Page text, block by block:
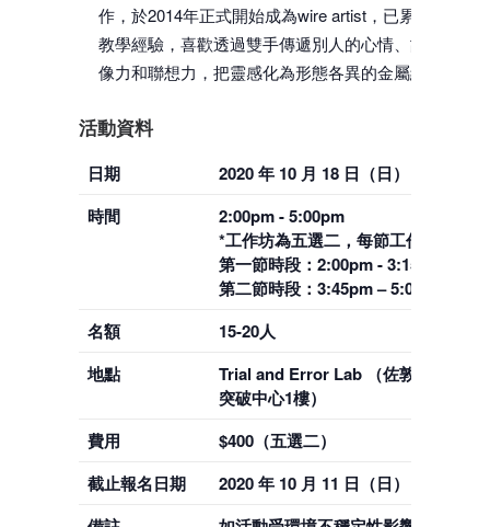
作，於2014年正式開始成為wire artist，已累積數年工
教學經驗，喜歡透過雙手傳遞別人的心情、故事，憑
像力和聯想力，把靈感化為形態各異的金屬線藝術品
活動資料
日期
2020 年 10 月 18 日（日）
時間
2:00pm - 5:00pm
*工作坊為五選二，每節工作坊為75
第一節時段：2:00pm - 3:15pm
第二節時段：3:45pm – 5:00pm
名額
15-20人
地點
Trial and Error Lab （佐敦吳松街
突破中心1樓）
費用
$400（五選二）
截止報名日期
2020 年 10 月 11 日（日）